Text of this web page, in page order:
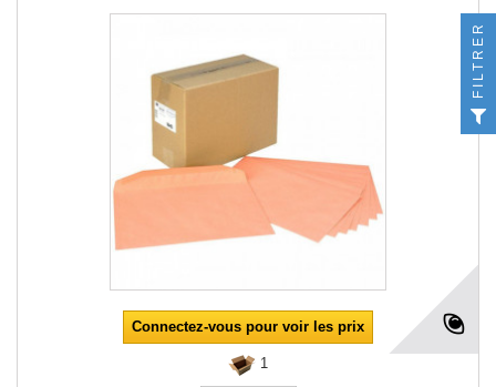
Connectez-vous pour voir les prix
1
FILTRER